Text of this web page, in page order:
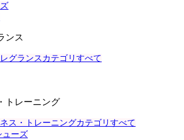
ンス
グランスカテゴリすべて
トレーニング
ス・トレーニングカテゴリすべて
ューズ